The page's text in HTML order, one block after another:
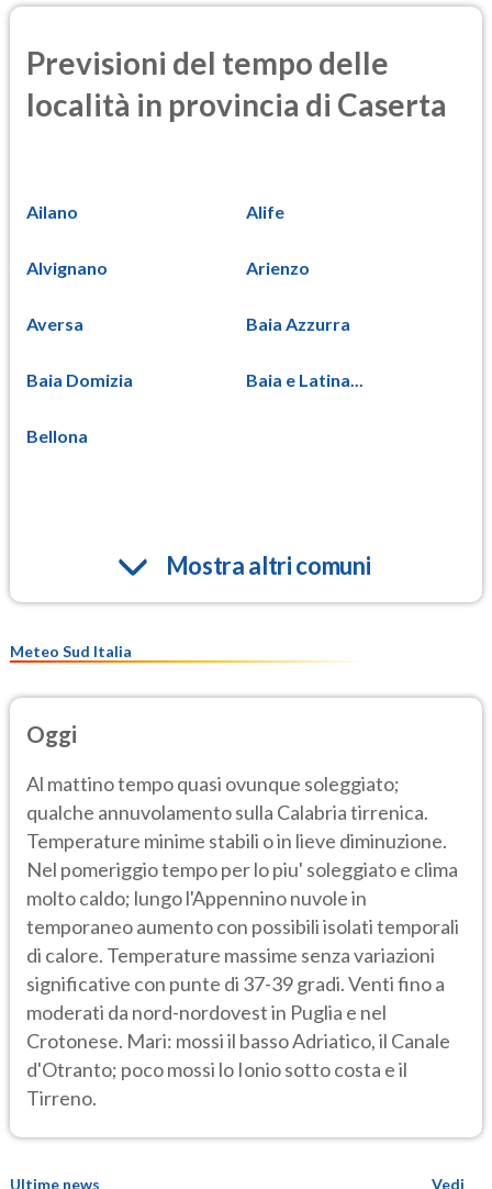
Previsioni del tempo delle
località in provincia di Caserta
Ailano Alife
Alvignano Arienzo
Aversa Baia Azzurra
Baia Domizia Baia e Latina...
Bellona
Mostra altri comuni
Meteo Sud Italia
Oggi
Al mattino tempo quasi ovunque soleggiato;
qualche annuvolamento sulla Calabria tirrenica.
Temperature minime stabili o in lieve diminuzione.
Nel pomeriggio tempo per lo piu' soleggiato e clima
molto caldo; lungo l'Appennino nuvole in
temporaneo aumento con possibili isolati temporali
di calore. Temperature massime senza variazioni
significative con punte di 37-39 gradi. Venti fino a
moderati da nord-nordovest in Puglia e nel
Crotonese. Mari: mossi il basso Adriatico, il Canale
d'Otranto; poco mossi lo Ionio sotto costa e il
Tirreno.
Ultime news Vedi